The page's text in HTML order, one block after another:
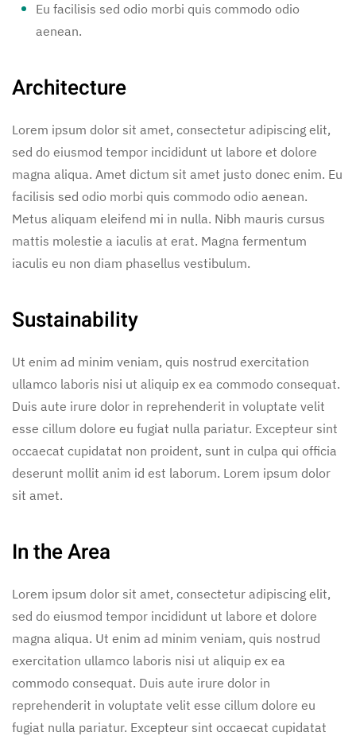
Eu facilisis sed odio morbi quis commodo odio
aenean.
Architecture
Lorem ipsum dolor sit amet, consectetur adipiscing elit,
sed do eiusmod tempor incididunt ut labore et dolore
magna aliqua. Amet dictum sit amet justo donec enim. Eu
facilisis sed odio morbi quis commodo odio aenean.
Metus aliquam eleifend mi in nulla. Nibh mauris cursus
mattis molestie a iaculis at erat. Magna fermentum
iaculis eu non diam phasellus vestibulum.
Sustainability
Ut enim ad minim veniam, quis nostrud exercitation
ullamco laboris nisi ut aliquip ex ea commodo consequat.
Duis aute irure dolor in reprehenderit in voluptate velit
esse cillum dolore eu fugiat nulla pariatur. Excepteur sint
occaecat cupidatat non proident, sunt in culpa qui officia
deserunt mollit anim id est laborum. Lorem ipsum dolor
sit amet.
In the Area
Lorem ipsum dolor sit amet, consectetur adipiscing elit,
sed do eiusmod tempor incididunt ut labore et dolore
magna aliqua. Ut enim ad minim veniam, quis nostrud
exercitation ullamco laboris nisi ut aliquip ex ea
commodo consequat. Duis aute irure dolor in
reprehenderit in voluptate velit esse cillum dolore eu
fugiat nulla pariatur. Excepteur sint occaecat cupidatat